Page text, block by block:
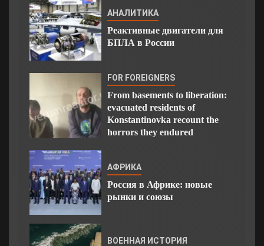
АНАЛИТИКА
Реактивные двигатели для
БПЛА в России
FOR FOREIGNERS
From basements to liberation:
evacuated residents of
Konstantinovka recount the
horrors they endured
АФРИКА
Россия в Африке: новые
рынки и союзы
ВОЕННАЯ ИСТОРИЯ